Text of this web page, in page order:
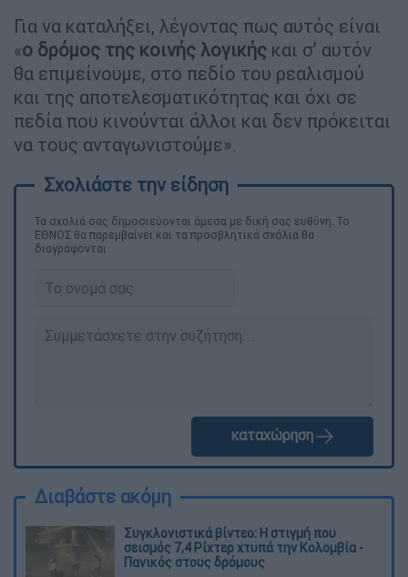
Για να καταλήξει, λέγοντας πως αυτός είναι
«ο δρόμος της κοινής λογικής και σ’ αυτόν
θα επιμείνουμε, στο πεδίο του ρεαλισμού
και της αποτελεσματικότητας και όχι σε
πεδία που κινούνται άλλοι και δεν πρόκειται
να τους ανταγωνιστούμε».
Τα σχολιά σας δημοσιεύονται άμεσα με δική σας ευθύνη. Το
ΕΘΝΟΣ θα παρεμβαίνει και τα προσβλητικά σχόλια θα
διαγράφονται
καταχώρηση
Διαβάστε ακόμη
Συγκλονιστικά βίντεο: Η στιγμή που
σεισμός 7,4 Ρίχτερ χτυπά την Κολομβία -
Πανικός στους δρόμους